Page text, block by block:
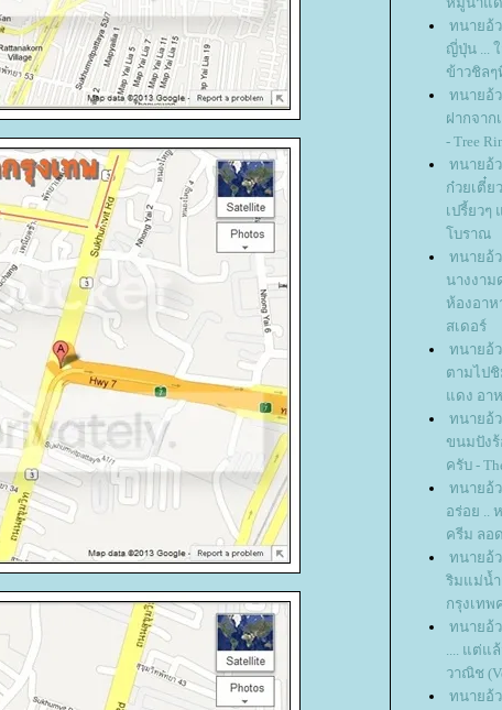
ทนายอ้
ญี่ปุ่น ...
ข้าวชิลๆ
ทนายอ้
ฝากจาก
- Tree
ทนายอ้
ก๋วยเตี๋ย
เปรี้ยวๆ
บราณ
ทนายอ้
นางงา
ห้องอาห
สเดอร์
ทนายอ้
ตามไปชิ
ดง อาห
ทนายอ้
ขนมปังร้
ครับ -
ทนายอ้
อร่อย ..
ครีม ลอ
ทนายอ้
ริมแม่น้ำ
กรุงเทพ
ทนายอ้
.... แต่แ
วาณิช
ทนายอ้